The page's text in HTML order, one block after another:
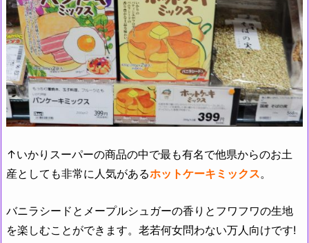
↑いかりスーパーの商品の中で最も有名で他県からのお土
産としても非常に人気があるホットケーキミックス。
バニラシードとメープルシュガーの香りとフワフワの生地
を楽しむことができます。老若何女問わない万人向けです!